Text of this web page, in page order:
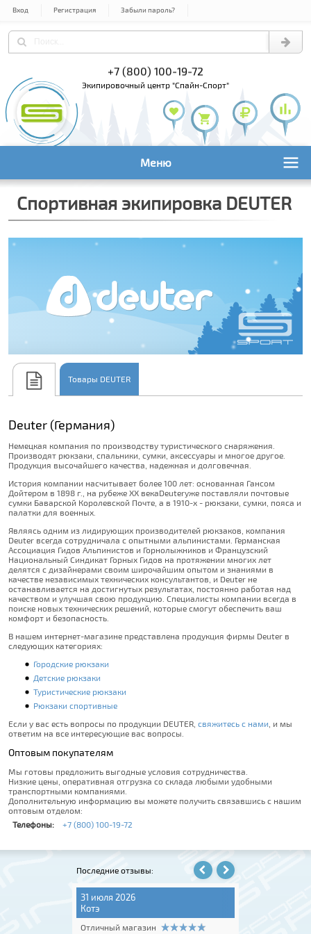
Вход Регистрация Забыли пароль?
+7 (800) 100-19-72
экипировочный центр "Спайн-Спорт"
Меню
Спортивная экипировка DEUTER
Товары DEUTER
Deuter (Германия)
Немецкая компания по производству туристического снаряжения.
Производят рюкзаки, спальники, сумки, аксессуары и многое другое.
Продукция высочайшего качества, надежная и долговечная.
История компании насчитывает более 100 лет: основанная Гансом
Дойтером в 1898 г., на рубеже ХХ векаDeuterуже поставляли почтовые
сумки Баварской Королевской Почте, а в 1910-х - рюкзаки, сумки, пояса и
палатки для военных.
Являясь одним из лидирующих производителей рюкзаков, компания
Deuter всегда сотрудничала с опытными альпинистами. Германская
Ассоциация Гидов Альпинистов и Горнолыжников и Французский
Национальный Синдикат Горных Гидов на протяжении многих лет
делятся с дизайнерами своим широчайшим опытом и знаниями в
качестве независимых технических консультантов, и Deuter не
останавливается на достигнутых результатах, постоянно работая над
качеством и улучшая свою продукцию. Специалисты компании всегда в
поиске новых технических решений, которые смогут обеспечить ваш
комфорт и безопасность.
В нашем интернет-магазине представлена продукция фирмы Deuter в
следующих категориях:
Городские рюкзаки
Детские рюкзаки
Туристические рюкзаки
Рюкзаки спортивные
Если у вас есть вопросы по продукции DEUTER, свяжитесь с нами , и мы
ответим на все интересующие вас вопросы.
Оптовым покупателям
Мы готовы предложить выгодные условия сотрудничества.
Низкие цены, оперативная отгрузка со склада любыми удобными
транспортными компаниями.
Дополнительную информацию вы можете получить связавшись с нашим
оптовым отделом:
Телефоны:
+7 (800) 100-19-72
Последние отзывы:
31 июля 2026
Котэ
Отличный магазин